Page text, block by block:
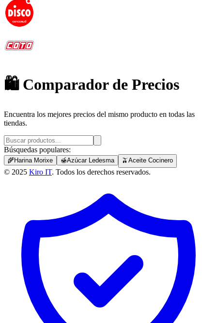
🛍️ Comparador de Precios
Encuentra los mejores precios del mismo producto en todas las
tiendas.
Búsquedas populares:
🌾Harina Morixe 🍯Azúcar Ledesma 🫒Aceite Cocinero
© 2025 Kiro IT. Todos los derechos reservados.